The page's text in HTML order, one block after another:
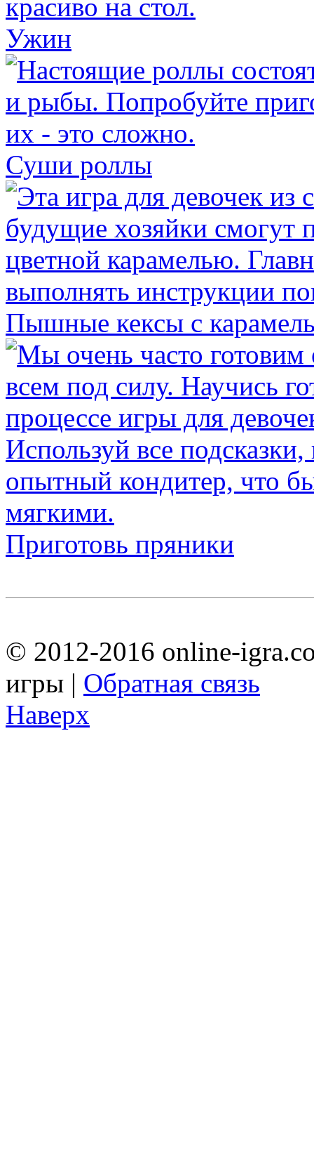
Ужин
Суши роллы
Пышные кексы с
Приготовь пряники
© 2012-2016 online-
игры | Обратная связь
Наверх